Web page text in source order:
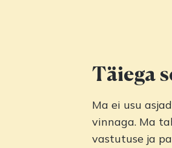
Täiega
Ma ei usu
vinnaga. Ma
vastutuse ja